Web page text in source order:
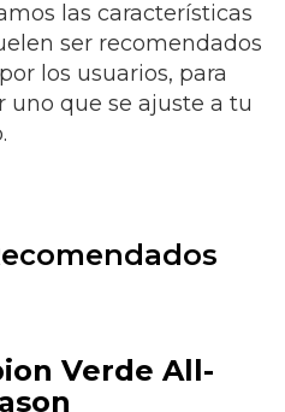
las características
ser recomendados
los usuarios, para
uno que se ajuste a tu
Verde All-